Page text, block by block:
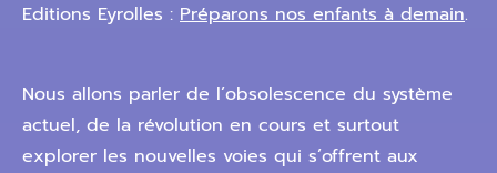
Editions Eyrolles : Préparons nos enfants à demain.
Nous allons parler de l’obsolescence du système
actuel, de la révolution en cours et surtout
explorer les nouvelles voies qui s’offrent aux